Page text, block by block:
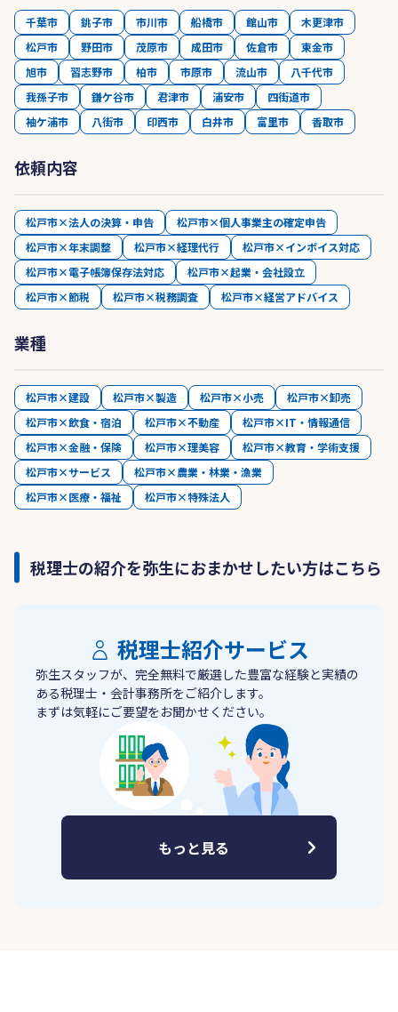
千葉市 銚子市 市川市 船橋市 館山市
木更津市
松戸市
野田市 茂原市 成田市 佐倉市
東金市
旭市
習志野市 柏市 市原市 流山市
八千代市
我孫子市
鎌ケ谷市 君津市 浦安市
四街道市
袖ケ浦市
八街市 印西市 白井市 富里市 香取市
依頼内容
松戸市×法人の決算・申告
松戸市×個人事業主の確定申告
松戸市×年末調整
松戸市×経理代行
松戸市×インボイス対応
松戸市×電子帳簿保存法対応
松戸市×起業・会社設立
松戸市×節税
松戸市×税務調査 松戸市×経営アドバイス
業種
松戸市×建設 松戸市×製造 松戸市×小売
松戸市×卸売
松戸市×飲食・宿泊
松戸市×不動産
松戸市×IT・情報通信
松戸市×金融・保険
松戸市×理美容
松戸市×教育・学術支援
松戸市×サービス
松戸市×農業・林業・漁業
松戸市×医療・福祉
松戸市×特殊法人
税理士の紹介を弥生におまかせしたい方はこちら
税理士紹介サービス
弥生スタッフが、完全無料で厳選した豊富な経験と実績の
ある税理士・会計事務所をご紹介します。
まずは気軽にご要望をお聞かせください。
もっと見る